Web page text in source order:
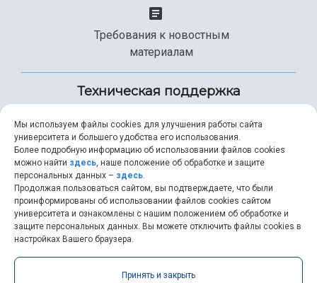
Требования к новостным
материалам
Техническая поддержка
+7 (846) 267-49-99
help@ssau.ru
Самарский университет © 2026 |ssau.ru
Мы используем файлы cookies для улучшения работы сайта
университета и большего удобства его использования.
Более подробную информацию об использовании файлов cookies
можно найти здесь, наше положение об обработке и защите
персональных данных – здесь.
Продолжая пользоваться сайтом, вы подтверждаете, что были
проинформированы об использовании файлов cookies сайтом
университета и ознакомлены с нашим положением об обработке и
защите персональных данных. Вы можете отключить файлы cookies в
настройках Вашего браузера.
Принять и закрыть